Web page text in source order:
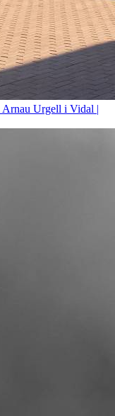
Arnau Urgell i Vidal |